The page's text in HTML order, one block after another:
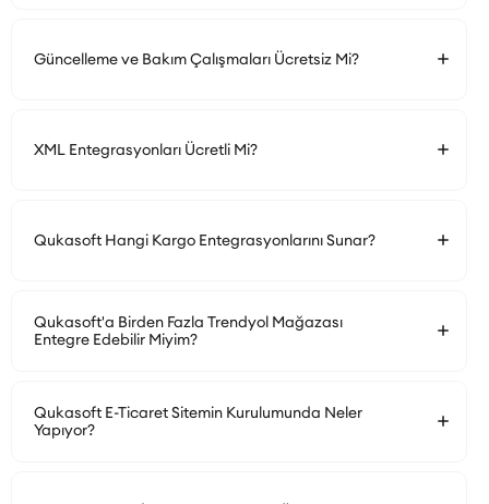
Güncelleme ve Bakım Çalışmaları Ücretsiz Mi?
XML Entegrasyonları Ücretli Mi?
Qukasoft Hangi Kargo Entegrasyonlarını Sunar?
Qukasoft'a Birden Fazla Trendyol Mağazası
Entegre Edebilir Miyim?
Qukasoft E-Ticaret Sitemin Kurulumunda Neler
Yapıyor?